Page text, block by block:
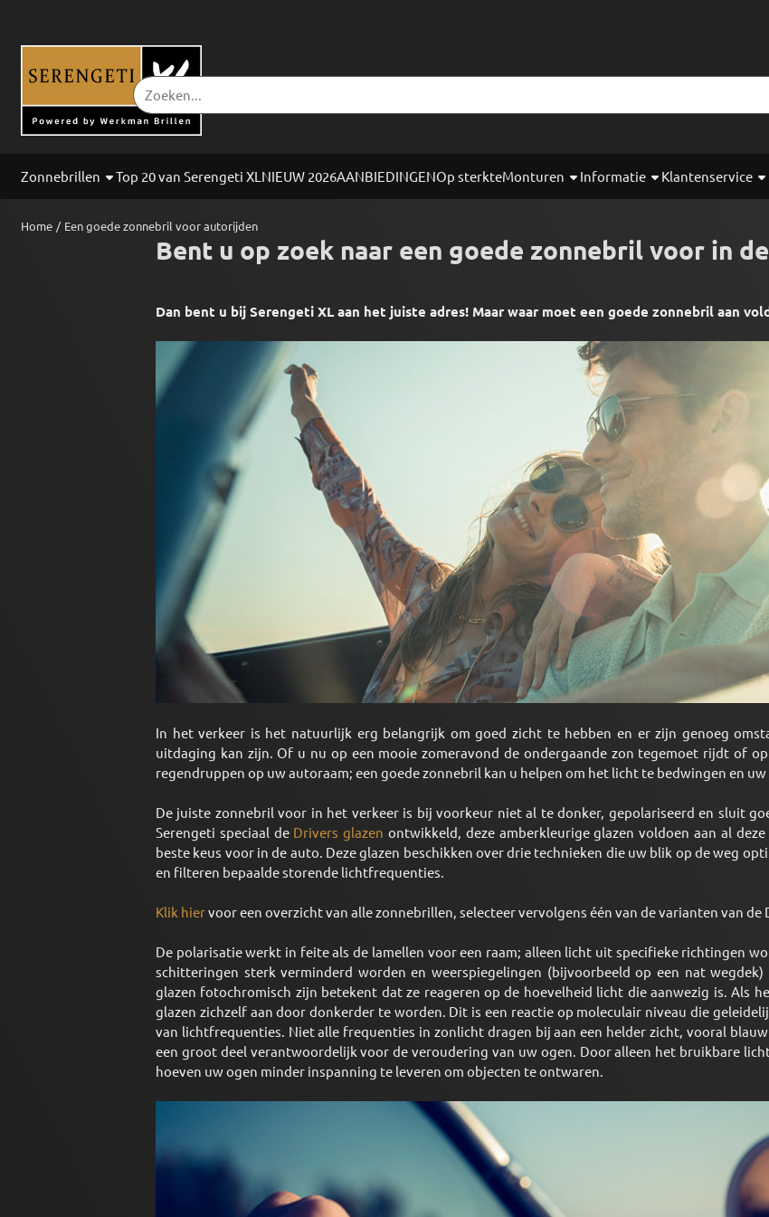
Zoeken
Zonnebrillen Top 20 van Serengeti XL NIEUW 2026AANBIEDINGENOp sterkteMonturen Informatie Klantenservice
Home / Een goede zonnebril voor autorijden
Bent u op zoek naar een goede zonnebril voor in
Dan bent u bij Serengeti XL aan het juiste adres! Maar waar moet een goede zonnebril aan
In het verkeer is het natuurlijk erg belangrijk om goed zicht te hebben en er zijn genoeg
uitdaging kan zijn. Of u nu op een mooie zomeravond de ondergaande zon tegemoet rijdt of
regendruppen op uw autoraam; een goede zonnebril kan u helpen om het licht te bedwingen en
De juiste zonnebril voor in het verkeer is bij voorkeur niet al te donker, gepolariseerd en sluit
Serengeti speciaal de Drivers glazen ontwikkeld, deze amberkleurige glazen voldoen aan al
beste keus voor in de auto. Deze glazen beschikken over drie technieken die uw blik op de weg
en filteren bepaalde storende lichtfrequenties.
Klik hiervoor een overzicht van alle zonnebrillen, selecteer vervolgens één van de varianten van de
De polarisatie werkt in feite als de lamellen voor een raam; alleen licht uit specifieke richtingen
schitteringen sterk verminderd worden en weerspiegelingen (bijvoorbeeld op een nat
glazen fotochromisch zijn betekent dat ze reageren op de hoevelheid licht die aanwezig is. Als
glazen zichzelf aan door donkerder te worden. Dit is een reactie op moleculair niveau die
van lichtfrequenties. Niet alle frequenties in zonlicht dragen bij aan een helder zicht, vooral
een groot deel verantwoordelijk voor de veroudering van uw ogen. Door alleen het bruikbare
hoeven uw ogen minder inspanning te leveren om objecten te ontwaren.